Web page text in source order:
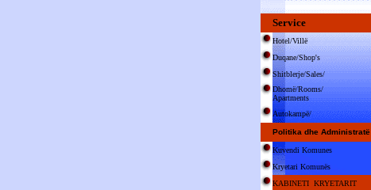
Service
Hotel/Villë
Duqane/Shop's
Shitblerje/Sales/
Dhomë/Rooms/
Apartments
Autokampë/
Politika dhe Administratë
Kuvendi Komunes
Kryetari Komunës
KABINETI KRYETARIT